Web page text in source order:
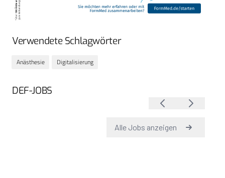
Verwendete Schlagwörter
Anästhesie Digitalisierung
DEF-JOBS